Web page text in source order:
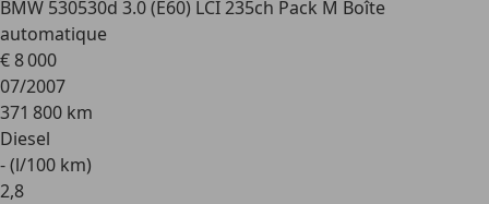
BMW 530530d 3.0 (E60) LCI 235ch Pack M Boîte
automatique
€ 8 000
07/2007
371 800 km
Diesel
- (l/100 km)
2,8